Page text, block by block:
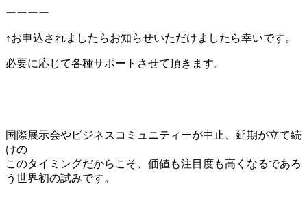
ーーーー
↑お申込されましたらお知らせいただけましたら幸いです。
必要に応じて各種サポートさせて頂きます。
国際展示会やビジネスコミュニティーが中止、延期が立て続
けの
このタイミングだからこそ、価値も注目度も高くなるであろ
う世界初の試みです。